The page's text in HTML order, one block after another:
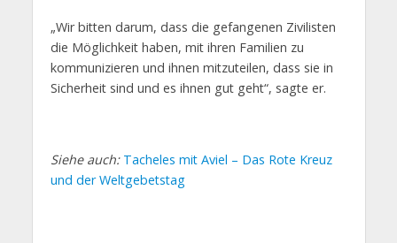
„Wir bitten darum, dass die gefangenen Zivilisten
die Möglichkeit haben, mit ihren Familien zu
kommunizieren und ihnen mitzuteilen, dass sie in
Sicherheit sind und es ihnen gut geht“, sagte er.
Siehe auch: Tacheles mit Aviel – Das Rote Kreuz
und der Weltgebetstag